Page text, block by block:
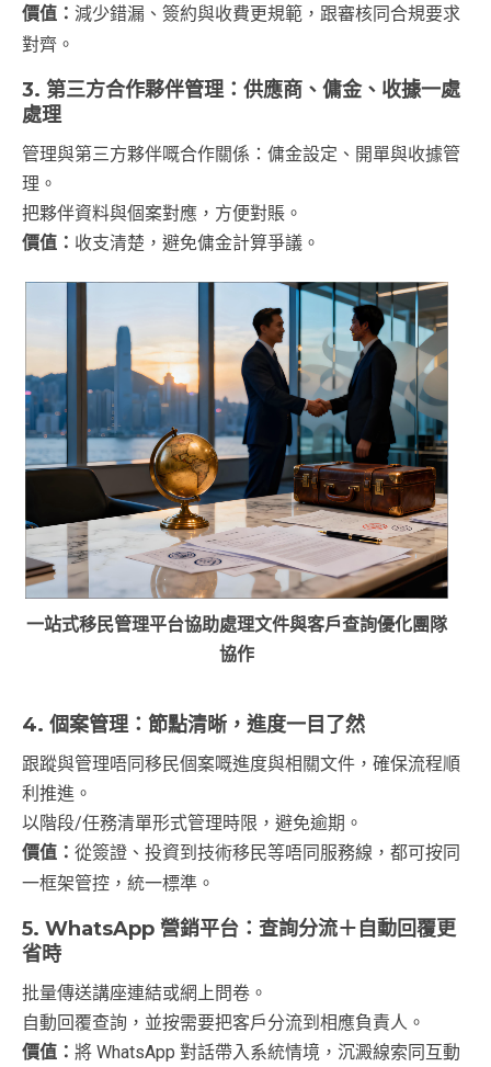
價值： 減少錯漏、簽約與收費更規範，跟審核同合規要求
對齊。
3. 第三方合作夥伴管理：供應商、傭金、收據一處
處理
管理與第三方夥伴嘅合作關係：傭金設定、開單與收據管
理。
把夥伴資料與個案對應，方便對賬。
價值： 收支清楚，避免傭金計算爭議。
一站式移民管理平台協助處理文件與客戶查詢優化團隊
協作
4. 個案管理：節點清晰，進度一目了然
跟蹤與管理唔同移民個案嘅進度與相關文件，確保流程順
利推進。
以階段/任務清單形式管理時限，避免逾期。
價值： 從簽證、投資到技術移民等唔同服務線，都可按同
一框架管控，統一標準。
5. WhatsApp 營銷平台：查詢分流＋自動回覆更
省時
批量傳送講座連結或網上問卷。
自動回覆查詢，並按需要把客戶分流到相應負責人。
價值： 將 WhatsApp 對話帶入系統情境，沉澱線索同互動